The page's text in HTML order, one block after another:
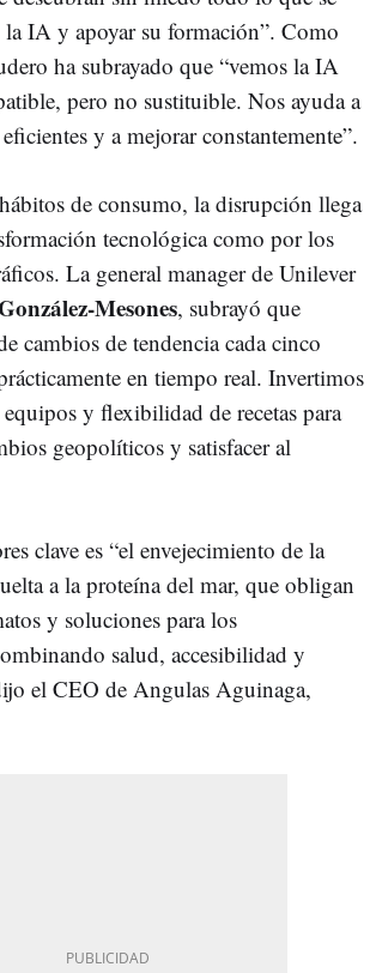
la IA y apoyar su formación”. Como
ha subrayado que “vemos la IA
pero no sustituible. Nos ayuda a
y a mejorar constantemente”.
de consumo, la disrupción llega
tecnológica como por los
La general manager de Unilever
Mesones, subrayó que
cambios de tendencia cada cinco
en tiempo real. Invertimos
y flexibilidad de recetas para
geopolíticos y satisfacer al
clave es “el envejecimiento de la
a la proteína del mar, que obligan
y soluciones para los
salud, accesibilidad y
el CEO de Angulas Aguinaga,